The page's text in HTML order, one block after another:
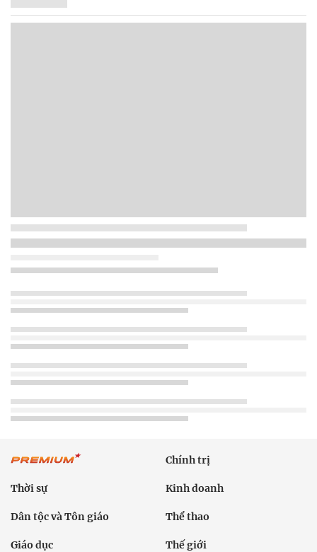
Chính trị
Thời sự Kinh doanh
Dân tộc và Tôn giáo Thể thao
Giáo dục Thế giới